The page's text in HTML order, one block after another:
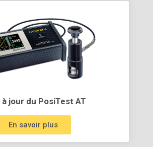
à jour du PosiTest AT
En savoir plus